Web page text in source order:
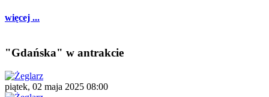
więcej ...
"Gdańska" w antrakcie
piątek, 02 maja 2025 08:00